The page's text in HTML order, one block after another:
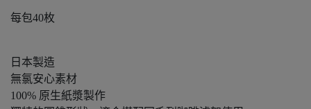
每包40枚
日本製造
無氯安心素材
100% 原生紙漿製作